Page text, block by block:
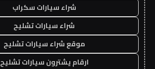
شراء سيارات سكراب
شراء سيارات تشليح
موقع شراء سيارات تشليح
ارقام يشترون سيارات تشليح